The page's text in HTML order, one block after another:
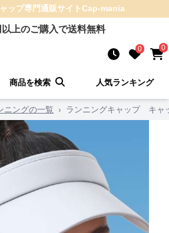
ップ専門通販サイトCap-mania
以上のご購入で送料無料
0 0
商品を検索 人気ランキング
ニングの一覧 › ランニングキャップ キャ